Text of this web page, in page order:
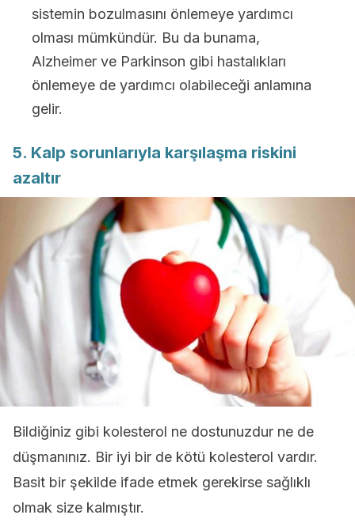
sistemin bozulmasını önlemeye yardımcı
olması mümkündür. Bu da bunama,
Alzheimer ve Parkinson gibi hastalıkları
önlemeye de yardımcı olabileceği anlamına
gelir.
5. Kalp sorunlarıyla karşılaşma riskini
azaltır
Bildiğiniz gibi kolesterol ne dostunuzdur ne de
düşmanınız. Bir iyi bir de kötü kolesterol vardır.
Basit bir şekilde ifade etmek gerekirse sağlıklı
olmak size kalmıştır.